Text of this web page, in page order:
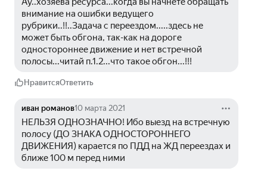
внимание на ошибки ведущего
рубрики..!!..Задача с переездом.....здесь не
может быть обгона, так-как на дороге
одностороннее движение и нет встречной
полосы...читай п.1.2...что такое обгон...!!!
НравитсяОтветить
иван романов10 марта 2021
НЕЛЬЗЯ ОДНОЗНАЧНО! Ибо выезд на встречную
полосу (ДО ЗНАКА ОДНОСТОРОННЕГО
ДВИЖЕНИЯ) карается по ПДД на ЖД переездах и
ближе 100 м перед ними